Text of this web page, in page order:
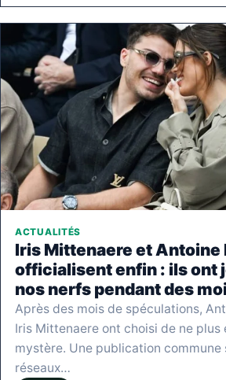
ACTUALITÉS
Iris Mittenaere et Antoine
officialisent enfin : ils ont
nos nerfs pendant des
Après des mois de spéculations,
Iris Mittenaere ont choisi de ne plus
mystère. Une publication commune
réseaux…